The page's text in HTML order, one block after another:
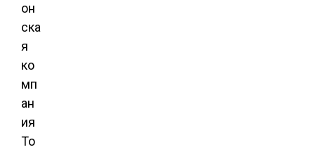
он
ска
я
ко
мп
ан
ия
To